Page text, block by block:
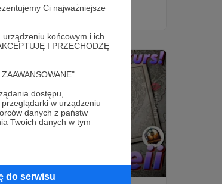
Ci najważniejsze
końcowym i ich
I PRZECHODZĘ
dostępu,
w urządzeniu
danych z państw
Twoich danych w tym
do serwisu
wfrp
Komentarze: 33